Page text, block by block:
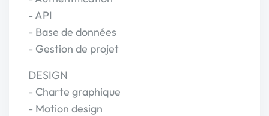
- API
- Base de données
- Gestion de projet
DESIGN
- Charte graphique
- Motion design